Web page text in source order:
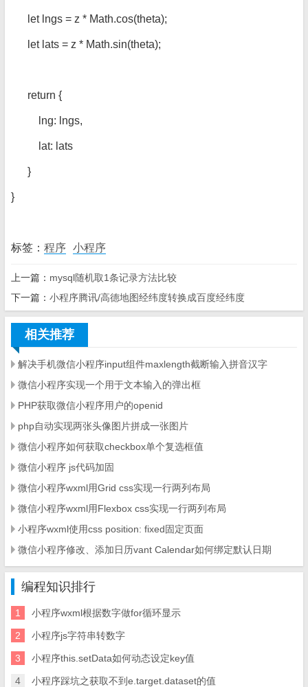
let lngs = z * Math.cos(theta);
let lats = z * Math.sin(theta);
return {
lng: lngs,
lat: lats
}
}
标签： 程序 小程序
上一篇： mysql随机取1条记录方法比较
下一篇： 小程序腾讯/高德地图经纬度转换成百度经纬度
相关推荐
解决手机微信小程序input组件maxlength截断输入拼音汉字
微信小程序实现一个用于文本输入的弹出框
PHP获取微信小程序用户的openid
php自动实现两张头像图片拼成一张图片
微信小程序如何获取checkbox单个复选框值
微信小程序 js代码加固
微信小程序wxml用Grid css实现一行两列布局
微信小程序wxml用Flexbox css实现一行两列布局
小程序wxml使用css position: fixed固定页面
微信小程序修改、添加日历vant Calendar如何绑定默认日期
编程知识排行
1 小程序wxml根据数字做for循环显示
2 小程序js字符串转数字
3 小程序this.setData如何动态设定key值
4 小程序踩坑之获取不到e.target.dataset的值